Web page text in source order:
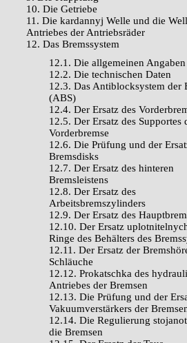
10. Die Getriebe
11. Die kardannyj Welle und die
Antriebes der Antriebsräder
12. Das Bremssystem
12.1. Die allgemeinen Angaben
12.2. Die technischen Daten
12.3. Das Antiblocksystem der
(ABS)
12.4. Der Ersatz des
12.5. Der Ersatz des Supportes
Vorderbremse
12.6. Die Prüfung und der
Bremsdisks
12.7. Der Ersatz des hinteren
Bremsleistens
12.8. Der Ersatz des
Arbeitsbremszylinders
12.9. Der Ersatz des
12.10. Der Ersatz
Ringe des Behälters des
12.11. Der Ersatz der
Schläuche
12.12. Prokatschka des
Antriebes der Bremsen
12.13. Die Prüfung und der
Vakuumverstärkers der
12.14. Die Regulierung
die Bremsen